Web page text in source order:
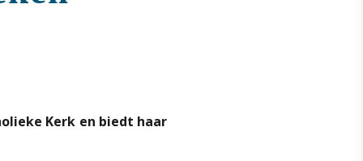
Kerk en biedt haar